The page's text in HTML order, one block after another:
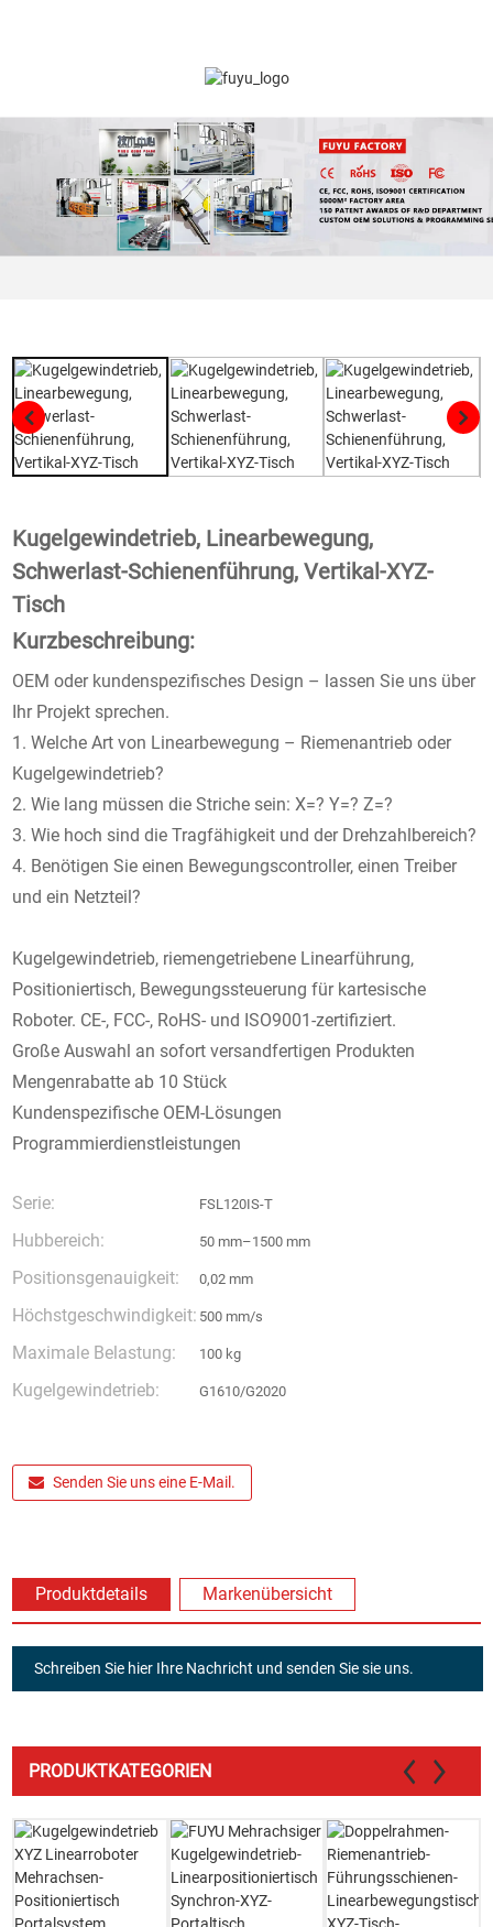
Kugelgewindetrieb, Linearbewegung,
Schwerlast-Schienenführung, Vertikal-XYZ-
Tisch
Kurzbeschreibung:
OEM oder kundenspezifisches Design – lassen Sie uns über
Ihr Projekt sprechen.
1. Welche Art von Linearbewegung – Riemenantrieb oder
Kugelgewindetrieb?
2. Wie lang müssen die Striche sein: X=? Y=? Z=?
3. Wie hoch sind die Tragfähigkeit und der Drehzahlbereich?
4. Benötigen Sie einen Bewegungscontroller, einen Treiber
und ein Netzteil?
Kugelgewindetrieb, riemengetriebene Linearführung,
Positioniertisch, Bewegungssteuerung für kartesische
Roboter. CE-, FCC-, RoHS- und ISO9001-zertifiziert.
Große Auswahl an sofort versandfertigen Produkten
Mengenrabatte ab 10 Stück
Kundenspezifische OEM-Lösungen
Programmierdienstleistungen
Serie: FSL120IS-T
Hubbereich: 50 mm–1500 mm
Positionsgenauigkeit: 0,02 mm
Höchstgeschwindigkeit: 500 mm/s
Maximale Belastung: 100 kg
Kugelgewindetrieb: G1610/G2020
Senden Sie uns eine E-Mail.
Produktdetails Markenübersicht
Schreiben Sie hier Ihre Nachricht und senden Sie sie uns.
PRODUKTKATEGORIEN